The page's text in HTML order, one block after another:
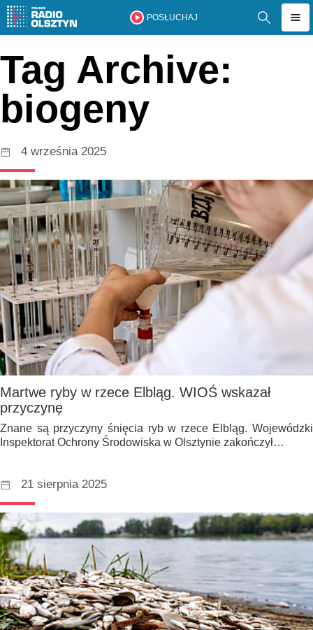
POSŁUCHAJ
Tag Archive:
biogeny
4 września 2025
Martwe ryby w rzece Elbląg. WIOŚ wskazał
przyczynę
Znane są przyczyny śnięcia ryb w rzece Elbląg. Wojewódzki
Inspektorat Ochrony Środowiska w Olsztynie zakończył…
21 sierpnia 2025